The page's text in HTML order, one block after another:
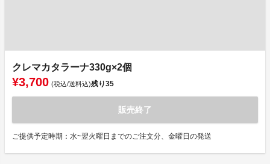
クレマカタラーナ330g×2個
¥3,700 (税込/送料込)残り35
販売終了
ご提供予定時期：水~翌火曜日までのご注文分、金曜日の発送